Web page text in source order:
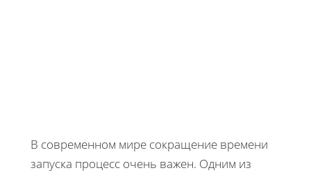
В современном мире сокращение времени
запуска процесс очень важен. Одним из